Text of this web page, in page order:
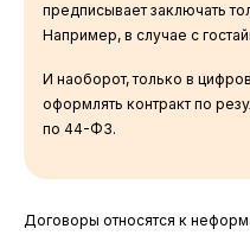
предписывает заключать
Например, в случае с
И наоборот, только в
оформлять контракт по
по 44-ФЗ.
Договоры относятся к